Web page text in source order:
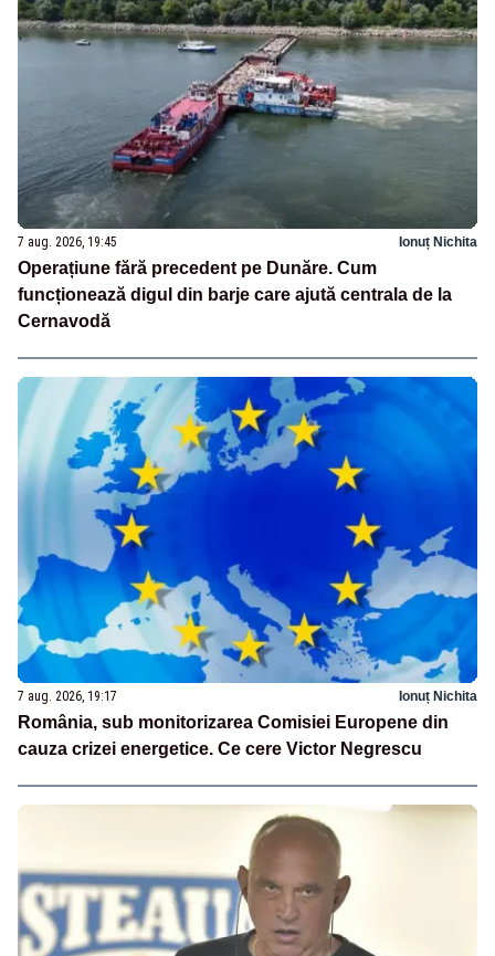
7 aug. 2026, 19:45 Ionuț Nichita
Operațiune fără precedent pe Dunăre. Cum
funcționează digul din barje care ajută centrala de la
Cernavodă
7 aug. 2026, 19:17 Ionuț Nichita
România, sub monitorizarea Comisiei Europene din
cauza crizei energetice. Ce cere Victor Negrescu